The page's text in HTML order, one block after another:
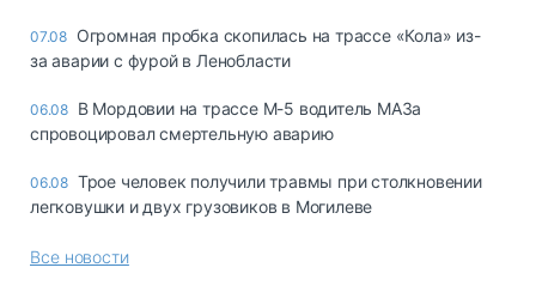
07.08 Огромная пробка скопилась на трассе «Кола» из-
за аварии с фурой в Ленобласти
06.08 В Мордовии на трассе М-5 водитель МАЗа
спровоцировал смертельную аварию
06.08 Трое человек получили травмы при столкновении
легковушки и двух грузовиков в Могилеве
Все новости